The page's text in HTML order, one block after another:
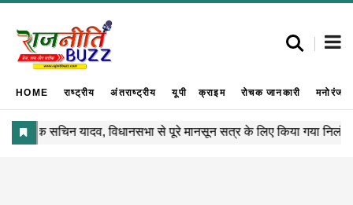
HOME राष्ट्रीय अंतराष्ट्रीय यूपी क्राइम रोचक जानकारी मनोरंजन